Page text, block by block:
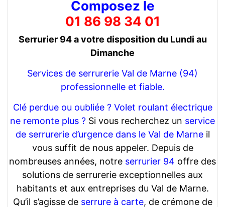
Composez le
01 86 98 34 01
Serrurier 94 a votre disposition du Lundi au
Dimanche
Services de serrurerie Val de Marne (94)
professionnelle et fiable.
Clé perdue ou oubliée ? Volet roulant électrique
ne remonte plus ? Si vous recherchez un service
de serrurerie d’urgence dans le Val de Marneil
vous suffit de nous appeler. Depuis de
nombreuses années, notre serrurier 94 offre des
solutions de serrurerie exceptionnelles aux
habitants et aux entreprises du Val de Marne.
Qu’il s’agisse de serrure à carte, de crémone de